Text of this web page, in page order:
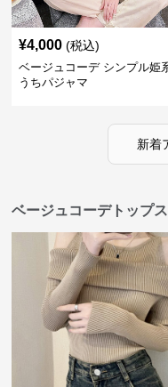
¥4,000 (税込)
ベージュコーデ シンプル姫
うちパジャマ
新着
ベージュコーデトップ